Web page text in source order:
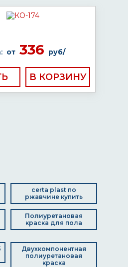
от336 руб/
certa plast по
ржавчине купить
Полиуретановая
краска для пола
Двухкомпонентная
полиуретановая
краска